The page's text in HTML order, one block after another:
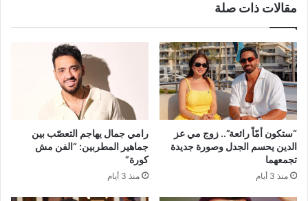
مقالات ذات صلة
“ستكون أمّاً رائعة”.. زوج مي عز
الدين يحسم الجدل وصورة جديدة
تجمعهما
منذ 3 أيام
رامي جمال يهاجم التعصّب بين
جماهير المطربين: “الفن مش
كورة”
منذ 3 أيام